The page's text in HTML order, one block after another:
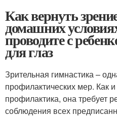
Как вернуть
домашних
проводите с
для глаз
Зрительная гимнастика –
профилактических мер. Как
профилактика, она требует
соблюдения всех